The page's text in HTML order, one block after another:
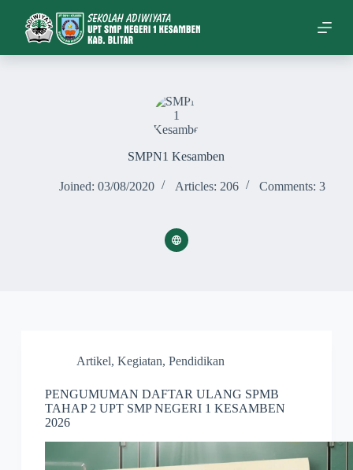
p
SMPN1 Kesamben
Joined: 03/08/2020 Articles: 206 Comments: 3
Artikel, Kegiatan, Pendidikan
PENGUMUMAN DAFTAR ULANG SPMB
TAHAP 2 UPT SMP NEGERI 1 KESAMBEN
2026